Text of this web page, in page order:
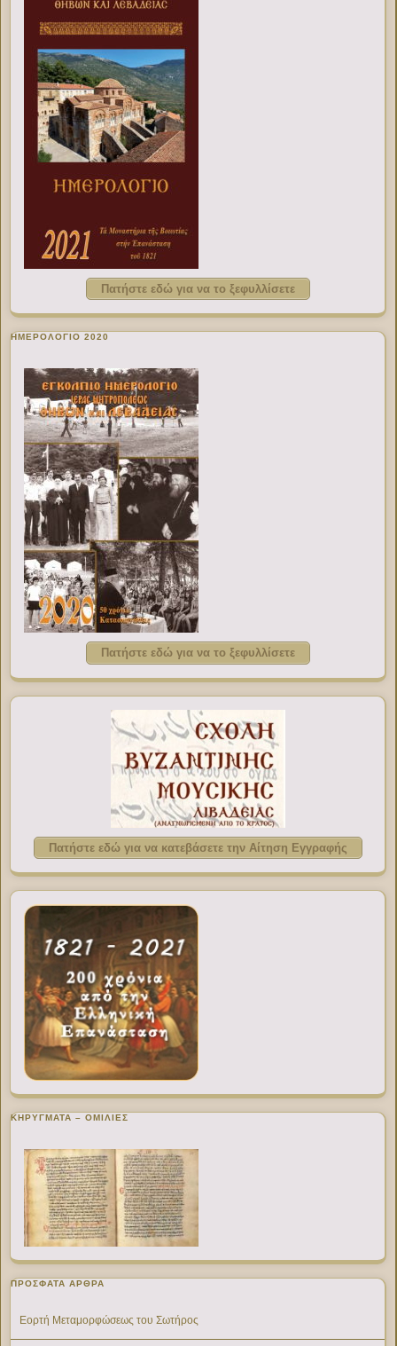
Πατήστε εδώ για να το ξεφυλλίσετε
ΗΜΕΡΟΛΟΓΙΟ 2020
Πατήστε εδώ για να το ξεφυλλίσετε
Πατήστε εδώ για να κατεβάσετε την Αίτηση Εγγραφής
ΚΗΡΥΓΜΑΤΑ – ΟΜΙΛΙΕΣ
ΠΡΌΣΦΑΤΑ ΆΡΘΡΑ
Εορτή Μεταμορφώσεως του Σωτήρος